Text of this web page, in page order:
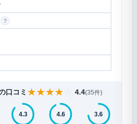
?
口コミ ★★★★ 4.4(35件)
4.3 4.6 3.6